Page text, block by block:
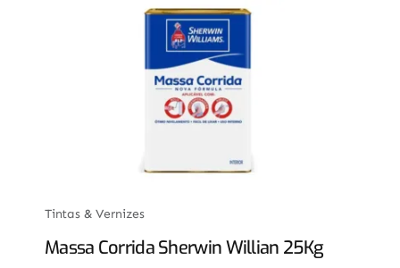
Tintas & Vernizes
Massa Corrida Sherwin Willian 25Kg